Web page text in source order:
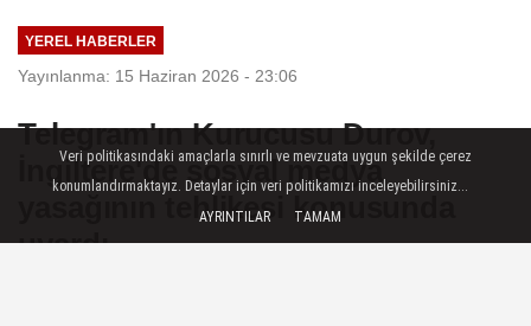
YEREL HABERLER
Yayınlanma: 15 Haziran 2026 - 23:06
Telegram'ın Kurucusu Durov,
İngiltere'de sosyal medya
yasağının tehlikesi konusunda
uyardı
Veri politikasındaki amaçlarla sınırlı ve mevzuata uygun şekilde çerez
konumlandırmaktayız. Detaylar için veri politikamızı inceleyebilirsiniz...
AYRINTILAR
TAMAM